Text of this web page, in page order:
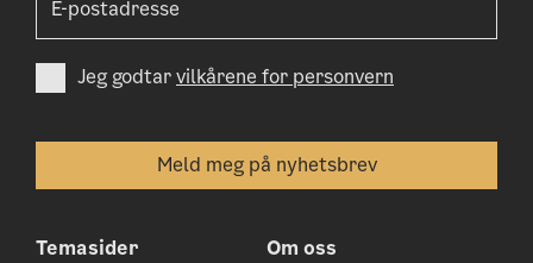
Jeg godtarvilkårene for personvern
Temasider
Om oss